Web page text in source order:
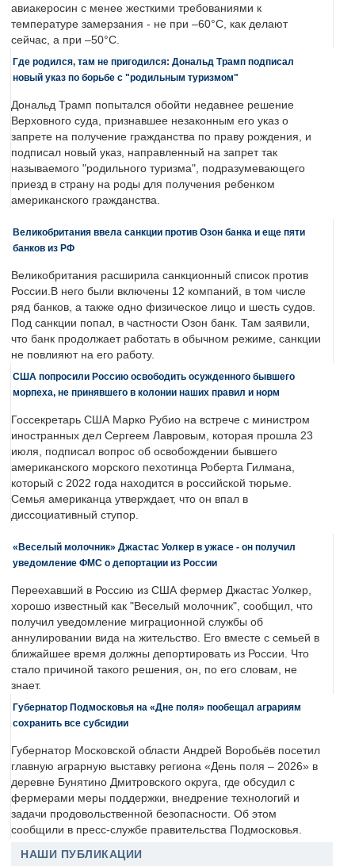
авиакеросин с менее жесткими требованиями к
температуре замерзания - не при –60°C, как делают
сейчас, а при –50°C.
Где родился, там не пригодился: Дональд Трамп подписал
новый указ по борьбе с "родильным туризмом"
Дональд Трамп попытался обойти недавнее решение
Верховного суда, признавшее незаконным его указ о
запрете на получение гражданства по праву рождения, и
подписал новый указ, направленный на запрет так
называемого "родильного туризма", подразумевающего
приезд в страну на роды для получения ребенком
американского гражданства.
Великобритания ввела санкции против Озон банка и еще пяти
банков из РФ
Великобритания расширила санкционный список против
России.В него были включены 12 компаний, в том числе
ряд банков, а также одно физическое лицо и шесть судов.
Под санкции попал, в частности Озон банк. Там заявили,
что банк продолжает работать в обычном режиме, санкции
не повлияют на его работу.
США попросили Россию освободить осужденного бывшего
морпеха, не принявшего в колонии наших правил и норм
Госсекретарь США Марко Рубио на встрече с министром
иностранных дел Сергеем Лавровым, которая прошла 23
июля, подписал вопрос об освобождении бывшего
американского морского пехотинца Роберта Гилмана,
который с 2022 года находится в российской тюрьме.
Семья американца утверждает, что он впал в
диссоциативный ступор.
«Веселый молочник» Джастас Уолкер в ужасе - он получил
уведомление ФМС о депортации из России
Переехавший в Россию из США фермер Джастас Уолкер,
хорошо известный как "Веселый молочник", сообщил, что
получил уведомление миграционной службы об
аннулировании вида на жительство. Его вместе с семьей в
ближайшее время должны депортировать из России. Что
стало причиной такого решения, он, по его словам, не
знает.
Губернатор Подмосковья на «Дне поля» пообещал аграриям
сохранить все субсидии
Губернатор Московской области Андрей Воробьёв посетил
главную аграрную выставку региона «День поля – 2026» в
деревне Бунятино Дмитровского округа, где обсудил с
фермерами меры поддержки, внедрение технологий и
задачи продовольственной безопасности. Об этом
сообщили в пресс-службе правительства Подмосковья.
НАШИ ПУБЛИКАЦИИ